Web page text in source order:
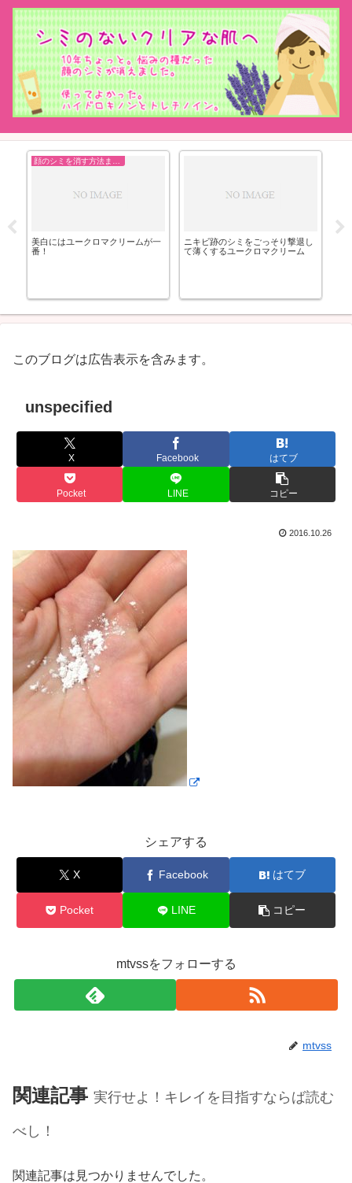
顔のシミを消す方法まとめ
美白にはユークロマクリームが一
番！
ニキビ跡のシミをごっそり撃退し
て薄くするユークロマクリーム
このブログは広告表示を含みます。
unspecified
X Facebook はてブ
Pocket LINE コピー
2016.10.26
シェアする
X Facebook はてブ
Pocket LINE コピー
mtvssをフォローする
mtvss
関連記事 実行せよ！キレイを目指すならば読む
べし！
関連記事は見つかりませんでした。